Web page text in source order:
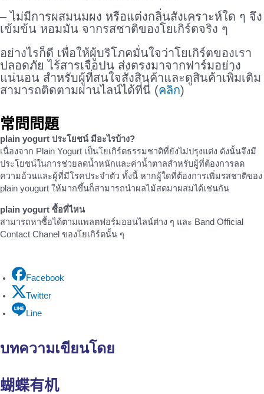
– ไม่มีการผสมนมผง หรือแต่งกลิ่นสังเคราะห์ใด ๆ จึง
เข้มข้น หอมมัน จากรสชาติของโยเกิร์ตจริง ๆ
อย่างไรก็ดี เพื่อให้ผู้บริโภคมั่นใจว่าโยเกิร์ตของเรา
ปลอดภัย ไร้สารเจือปน ส่งตรงมาจากฟาร์มอย่าง
แน่นอน สำหรับผู้ที่สนใจสั่งสินค้าและดูสินค้าเพิ่มเติม
สามารถติดตามผ่านไลน์ได้ที่นี่ (คลิก)
常問問題
plain yogurt ประโยชน์ มีอะไรบ้าง?
เนื่องจาก Plain Yogurt เป็นโยเกิร์ตธรรมชาติที่ยังไม่ปรุงแต่ง ดังนั้นจึงมี
ประโยชน์ในการช่วยลดน้ำหนักและค่าน้ำตาลสำหรับผู้ที่ต้องการลด
ความอ้วนและผู้ที่มีโรคประจำตัว ทั้งนี้ หากผู้ใดที่ต้องการเพิ่มรสชาติของ
plain yougurt ให้มากขึ้นก็สามารถนำผลไม้สดมาผสมได้เช่นกัน
plain yogurt ซื้อที่ไหน
สามารถหาซื้อได้ตามแพลตฟอร์มออนไลน์ต่าง ๆ และ Band Official
Contact Chanel ของโยเกิร์ตนั้น ๆ
Facebook
Twitter
Line
บทความเขียนโดย
蝴蝶有机